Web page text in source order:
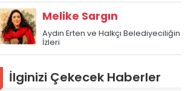
Melike Sargın
Aydın Erten ve Halkçı Belediyeciliğin
İzleri
İlginizi Çekecek Haberler